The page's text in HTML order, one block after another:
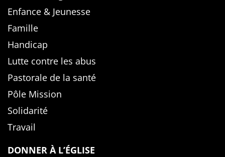
Enfance & Jeunesse
Famille
Handicap
Lutte contre les abus
Pastorale de la santé
Pôle Mission
Solidarité
Travail
DONNER À L’ÉGLISE